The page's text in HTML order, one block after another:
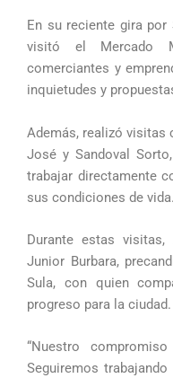
En su reciente gira por
visitó el Mercado
comerciantes y
inquietudes y
Además, realizó visitas
José y Sandoval
trabajar directamente
sus condiciones de vida.
Durante estas
Junior Burbara,
Sula, con quien
progreso para la ciudad.
“Nuestro
Seguiremos